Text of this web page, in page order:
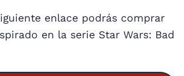
enlace podrás comprar
en la serie Star Wars: Bad